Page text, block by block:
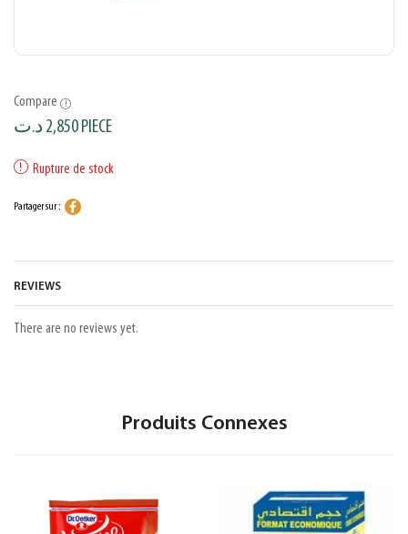
Compare
2,850د.ت PIECE
Rupture de stock
Partager sur :
REVIEWS
There are no reviews yet.
Produits Connexes